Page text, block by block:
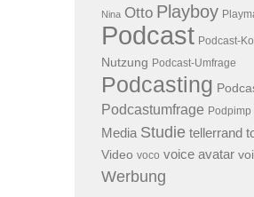
Nina Otto Playboy
Podcast Podcast-
Nutzung Podcast-Umfrage
Podcasting
Podcastumfrage Podpimp
Media Studie tellerrand
Video voco voice avatar
Werbung